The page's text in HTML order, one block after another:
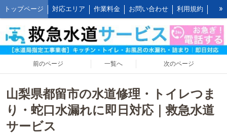
トップページ 対応エリア 作業料金 お問い合わせ 利用規約
水道修理の作業報告 水道修理の施工事例 よくあるご質問 FAQ
救水の水道修理ブログ お客様の声とご感想 WEB割引ご利用方法
公式LINEアカウント キッチンの作業料金
屋外の作業料金
»
前のページ 一覧へ 次のページ
山梨県都留市の水道修理・トイレつま
り・蛇口水漏れに即日対応｜救急水道
サービス